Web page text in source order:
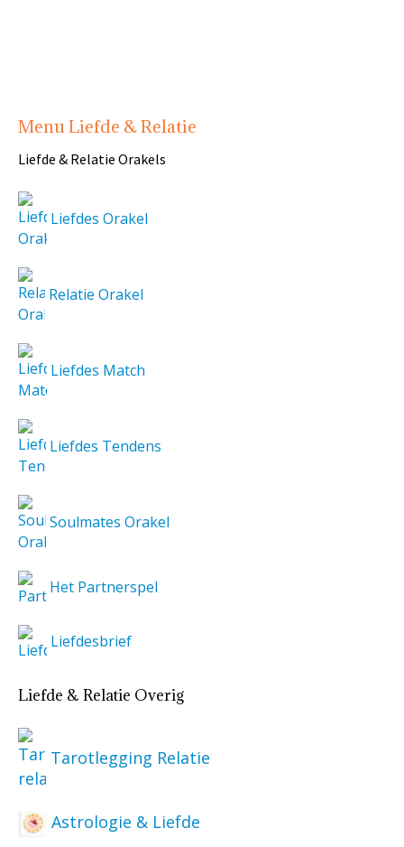
Menu Liefde & Relatie
Liefde & Relatie Orakels
Liefdes Orakel
Relatie Orakel
Liefdes Match
Liefdes Tendens
Soulmates Orakel
Het Partnerspel
Liefdesbrief
Liefde & Relatie Overig
Tarotlegging Relatie
Astrologie & Liefde